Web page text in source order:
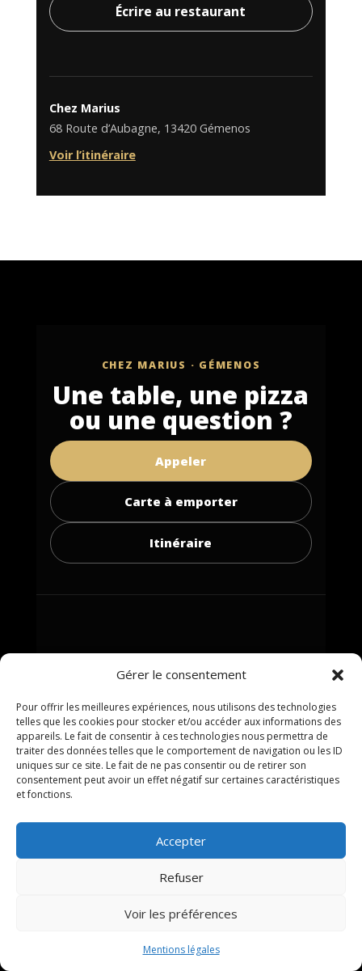
Gérer le consentement
Pour offrir les meilleures expériences, nous utilisons des technologies
telles que les cookies pour stocker et/ou accéder aux informations des
appareils. Le fait de consentir à ces technologies nous permettra de
traiter des données telles que le comportement de navigation ou les ID
uniques sur ce site. Le fait de ne pas consentir ou de retirer son
consentement peut avoir un effet négatif sur certaines caractéristiques
et fonctions.
Accepter
Refuser
Voir les préférences
Mentions légales
Écrire au restaurant
Chez Marius
68 Route d’Aubagne, 13420 Gémenos
Voir l’itinéraire
CHEZ MARIUS · GÉMENOS
Une table, une pizza
ou une question ?
Appeler
Carte à emporter
Itinéraire
Restaurant pizzeria à Gémenos depuis
1973. Cuisine maison, pizzas au feu de bois,
formules du midi et carte à emporter.
InstagramFacebook
NOUS TROUVER